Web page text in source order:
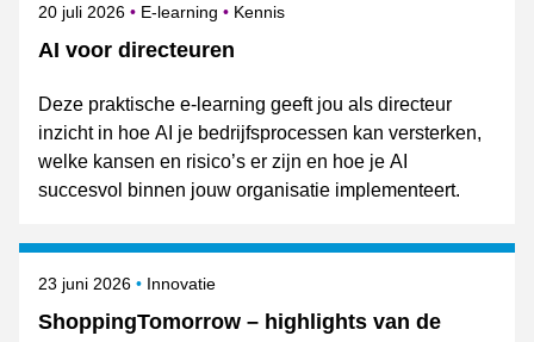
AI voor directeuren
Gepubliceerd op
20 juli 2026 E-learning Onderwerpen
Kennis
Deze praktische e-learning geeft jou als directeur
inzicht in hoe AI je bedrijfsprocessen kan versterken,
welke kansen en risico’s er zijn en hoe je AI
succesvol binnen jouw organisatie implementeert.
ShoppingTomorrow – highlights van de
Gepubliceerd op
23 juni 2026 Onderwerpen
Innovatie